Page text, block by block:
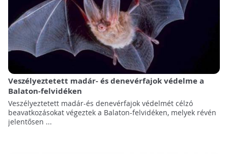
Veszélyeztetett madár- és denevérfajok védelme a
Balaton-felvidéken
Veszélyeztetett madár-és denevérfajok védelmét célzó
beavatkozásokat végeztek a Balaton-felvidéken, melyek révén
jelentősen ...